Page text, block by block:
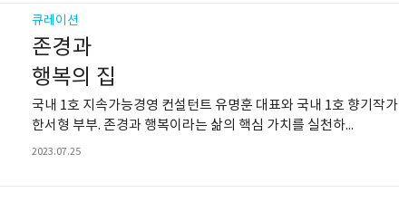
큐레이션
존경과
행복의 집
국내 1호 지속가능경영 컨설턴트 유명훈 대표와 국내 1호 향기작가
한서형 부부. 존경과 행복이라는 삶의 핵심 가치를 실천하...
2023.07.25